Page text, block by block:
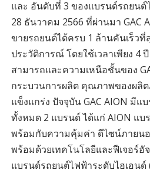
และ อันดับที่ 3 ของแบรนด์รถยน
28 ธันวาคม 2566 ที่ผ่านมา GAC
ขายรถยนต์ได้ครบ 1 ล้านคันเร็วที่
ประวัติการณ์ โดยใช้เวลาเพียง 4
สามารถและความเหนือชั้นของ
กระบวนการผลิต คุณภาพของผลิ
แข็งแกร่ง ปัจจุบัน GAC AION มีแ
ทั้งหมด 2 แบรนด์ ได้แก่ AION แ
พร้อมกับความคุ้มค่า ดีไซน์ภายน
พร้อมด้วยเทคโนโลยีและฟีเจอร์อั
แบรนด์รถยนต์ไฟฟ้าระดับไฮเอน